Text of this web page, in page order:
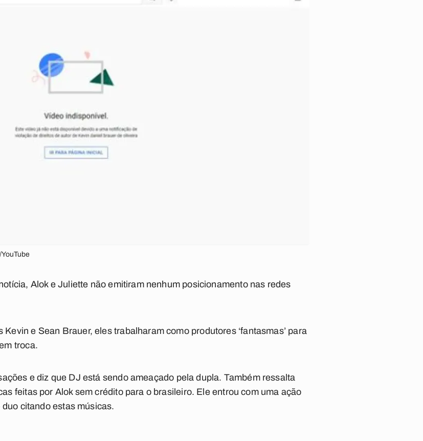
Alok e Juliette não emitiram nenhum posicionamento nas redes
e Sean Brauer, eles trabalharam como produtores ‘fantasmas’ para
troca.
e diz que DJ está sendo ameaçado pela dupla. Também ressalta
feitas por Alok sem crédito para o brasileiro. Ele entrou com uma ação
citando estas músicas.